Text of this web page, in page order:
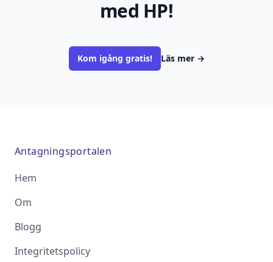
med HP!
Kom igång gratis! Läs mer →
Antagningsportalen
Hem
Om
Blogg
Integritetspolicy